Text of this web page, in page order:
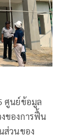
ศูนย์ข้อมูล
ของการฟื้น
ส่วนของ